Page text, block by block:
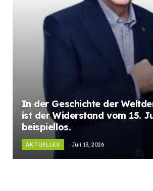
In der Geschichte der
ist der Widerstand vom 15.
beispiellos.
AKTUELLES Juli 13, 2026